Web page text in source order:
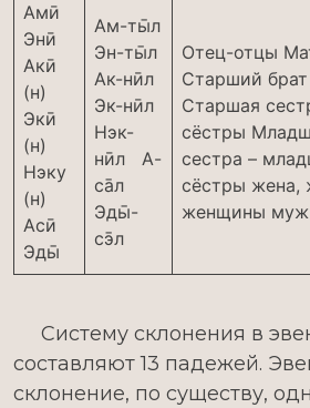
Амӣ
Энӣ
Акӣ
(н)
Экӣ
(н)
Нэку
(н)
Асӣ
Эды̄
Ам-ты̄л
Эн-ты̄л
Ак-нӣл
Эк-нӣл
Нэк-
нӣл А-
са̄л
Эды̄-
сэ̄л
Отец-отцы
Старший
Старшая
сёстры
сестра –
сёстры жена,
женщины муж
Систему склонения в
составляют 13 падежей.
склонение, по существу,